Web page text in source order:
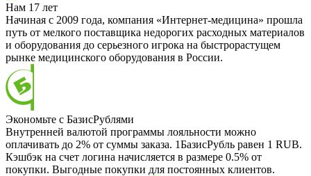
Нам 17 лет
Начиная с 2009 года, компания «Интернет-медицина» прошла
путь от мелкого поставщика недорогих расходных материалов
и оборудования до серьезного игрока на быстрорастущем
рынке медицинского оборудования в России.
Экономьте с БазисРублями
Внутренней валютой программы лояльности можно
оплачивать до 2% от суммы заказа. 1БазисРубль равен 1 RUB.
Кэшбэк на счет логина начисляется в размере 0.5% от
покупки. Выгодные покупки для постоянных клиентов.